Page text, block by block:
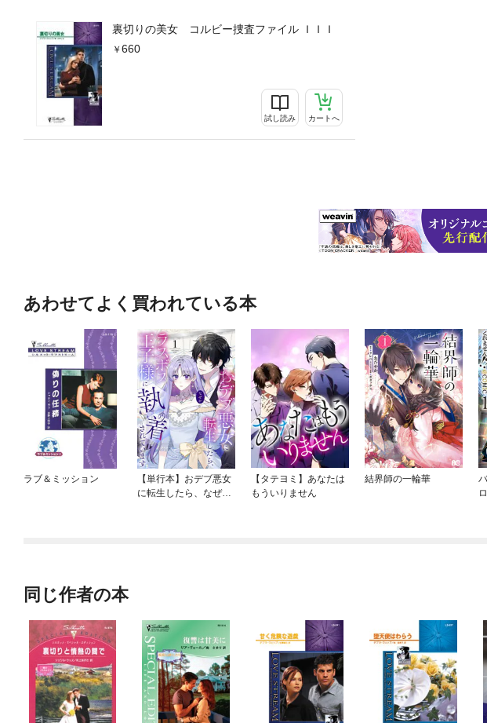
裏切りの美女 コルビー捜査ファイル ＩＩＩ
660
試し読み カートへ
あわせてよく買われている本
ラブ＆ミッション
【単行本】おデブ悪女
に転生したら、なぜか
【タテヨミ】あなたは
もういりません
結界師の一輪華
同じ作者の本